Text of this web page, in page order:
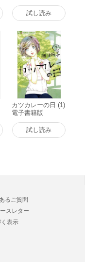
試し読み
カツカレーの日 (1)
電子書籍版
試し読み
るご質問
スレター
表示